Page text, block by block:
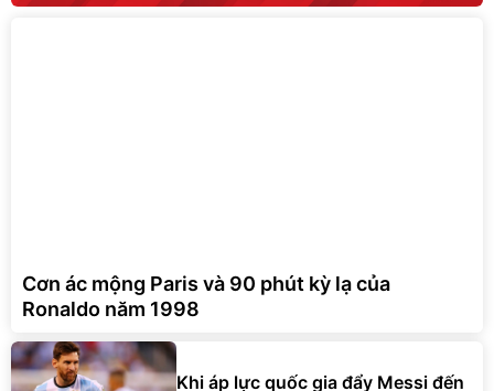
Cơn ác mộng Paris và 90 phút kỳ lạ của
Ronaldo năm 1998
Khi áp lực quốc gia đẩy Messi đến